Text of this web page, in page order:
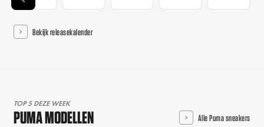
Bekijk releasekalender
TOP 5 DEZE WEEK
PUMA MODELLEN Alle Puma sneakers